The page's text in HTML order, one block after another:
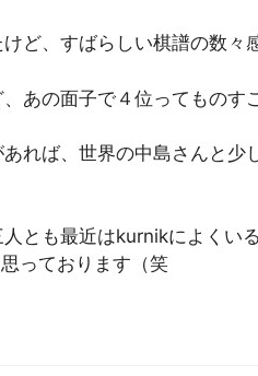
ど、すばらしい棋譜の数々
あの面子で４位ってものす
れば、世界の中島さんと少
とも最近はkurnikによくい
っております（笑